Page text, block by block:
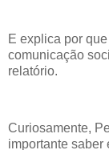
E explica por
comunicação
relatório.
Curiosamente,
importante saber